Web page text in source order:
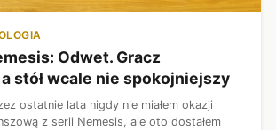
Odwet. Gracz
stół wcale nie spokojniejszy
ostatnie lata nigdy nie miałem okazji
z serii Nemesis, ale oto dostałem